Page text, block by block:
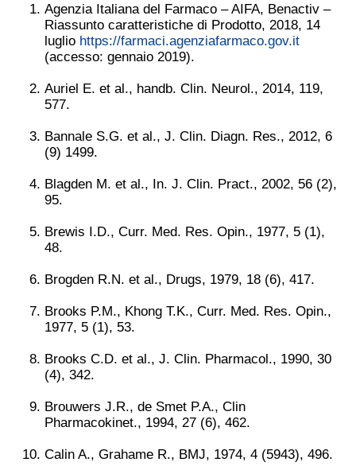
Agenzia Italiana del Farmaco – AIFA, Benactiv –
Riassunto caratteristiche di Prodotto, 2018, 14
luglio https://farmaci.agenziafarmaco.gov.it
(accesso: gennaio 2019).
Auriel E. et al., handb. Clin. Neurol., 2014, 119,
577.
Bannale S.G. et al., J. Clin. Diagn. Res., 2012, 6
(9) 1499.
Blagden M. et al., In. J. Clin. Pract., 2002, 56 (2),
95.
Brewis I.D., Curr. Med. Res. Opin., 1977, 5 (1),
48.
Brogden R.N. et al., Drugs, 1979, 18 (6), 417.
Brooks P.M., Khong T.K., Curr. Med. Res. Opin.,
1977, 5 (1), 53.
Brooks C.D. et al., J. Clin. Pharmacol., 1990, 30
(4), 342.
Brouwers J.R., de Smet P.A., Clin
Pharmacokinet., 1994, 27 (6), 462.
Calin A., Grahame R., BMJ, 1974, 4 (5943), 496.